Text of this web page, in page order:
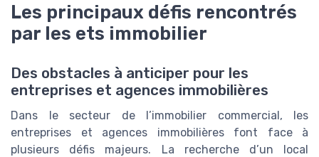
Les principaux défis rencontrés
par les ets immobilier
Des obstacles à anticiper pour les
entreprises et agences immobilières
Dans le secteur de l’immobilier commercial, les
entreprises et agences immobilières font face à
plusieurs défis majeurs. La recherche d’un local